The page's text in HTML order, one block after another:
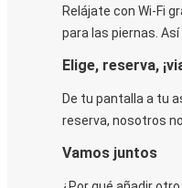
Relájate con Wi-Fi
para las piernas.
Elige, reserva,
De tu pantalla a tu
reserva, nosotros
Vamos juntos